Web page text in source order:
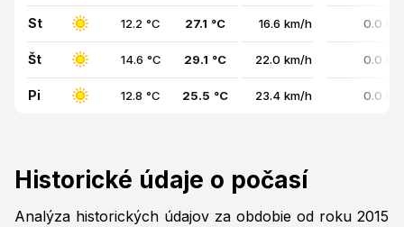
St 12.2 °C 27.1 °C 16.6 km/h 0.0
Št 14.6 °C 29.1 °C 22.0 km/h 0.0
Pi 12.8 °C 25.5 °C 23.4 km/h 0.0
Historické údaje o počasí
Analýza historických údajov za obdobie od roku 2015